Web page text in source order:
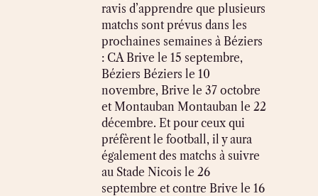
ravis d’apprendre que plusieurs
matchs sont prévus dans les
prochaines semaines à Béziers
: CA Brive le 15 septembre,
Béziers Béziers le 10
novembre, Brive le 37 octobre
et Montauban Montauban le 22
décembre. Et pour ceux qui
préfèrent le football, il y aura
également des matchs à suivre
au Stade Nicois le 26
septembre et contre Brive le 16